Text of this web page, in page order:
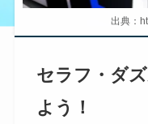
出典：
セラフ・ダ
よう！